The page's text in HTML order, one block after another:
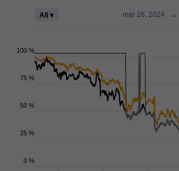
All ▾ mar 26, 2024 →
0 %
25 %
50 %
75 %
100 %